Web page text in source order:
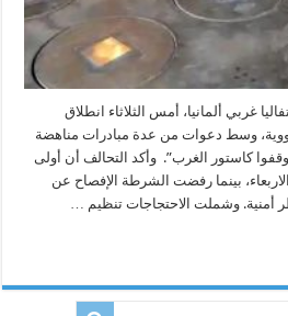
غربي ألمانيا، أمس الثلاثاء انطلاق
وسط دعوات من عدة مبادرات مناهضة
كاستور الغرب”. وأكد التحالف أن أولى
بينما رفضت الشرطة الإفصاح عن
أمنية. وشملت الاحتجاجات تنظيم …